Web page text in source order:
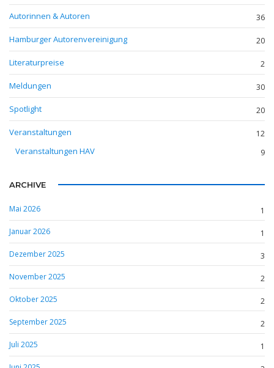
Autorinnen & Autoren 36
Hamburger Autorenvereinigung 20
Literaturpreise 2
Meldungen 30
Spotlight 20
Veranstaltungen 12
Veranstaltungen HAV 9
ARCHIVE
Mai 2026
1
Januar 2026
1
Dezember 2025
3
November 2025
2
Oktober 2025
2
September 2025
2
Juli 2025
1